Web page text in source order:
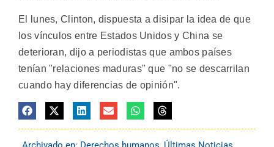
El lunes, Clinton, dispuesta a disipar la idea de que
los vínculos entre Estados Unidos y China se
deterioran, dijo a periodistas que ambos países
tenían "relaciones maduras" que "no se descarrilan
cuando hay diferencias de opinión".